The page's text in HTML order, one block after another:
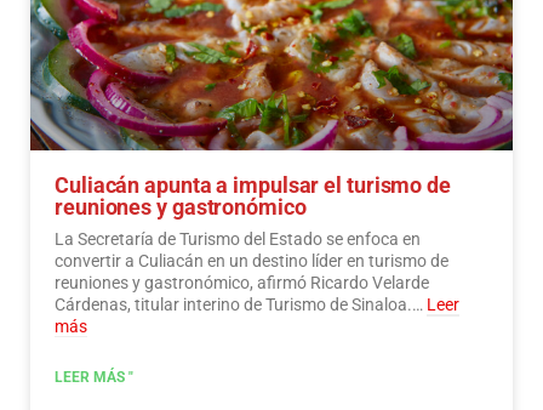
Culiacán apunta a impulsar el turismo de
reuniones y gastronómico
La Secretaría de Turismo del Estado se enfoca en
convertir a Culiacán en un destino líder en turismo de
reuniones y gastronómico, afirmó Ricardo Velarde
Cárdenas, titular interino de Turismo de Sinaloa.… Leer
más
LEER MÁS "